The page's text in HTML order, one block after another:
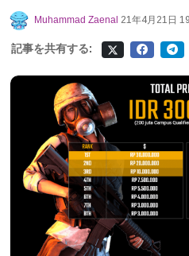
Muhammad Zaenal 21年4月21日
記事を共有する: